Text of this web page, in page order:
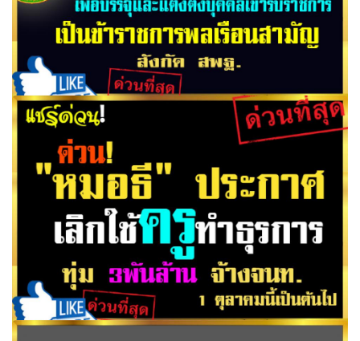
ประกาศ สพฐ. เรื่อง การขึ้นบัญชีและการยกเลิกบัญชีผู้สอบ
แข่งขันได้ในการสอบแข่งขันเพื่อบรรจุและแต่งตั้งบุคคลเข้ารับ
ราชการเป็นข้าราชการพลเรือนสามัญ สังกัด